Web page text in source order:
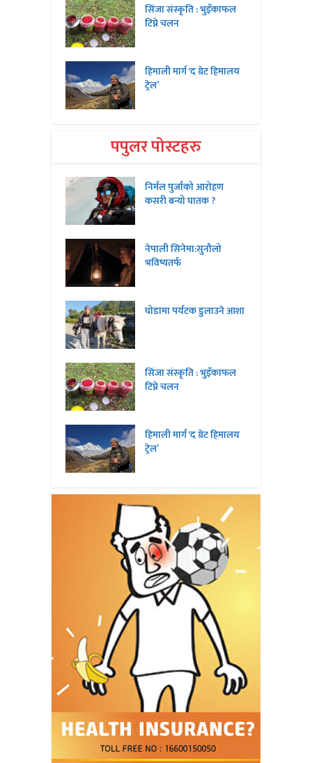
सिंजा संस्कृति : भुइँकाफल
टिप्ने चलन
हिमाली मार्ग ‘द ग्रेट हिमालय
ट्रेल’
पपुलर पोस्टहरु
निर्मल पुर्जाको आरोहण
कसरी बन्यो घातक ?
नेपाली सिनेमा:सुनौलो
भविष्यतर्फ
घोडामा पर्यटक डुलाउने आशा
सिंजा संस्कृति : भुइँकाफल
टिप्ने चलन
हिमाली मार्ग ‘द ग्रेट हिमालय
ट्रेल’